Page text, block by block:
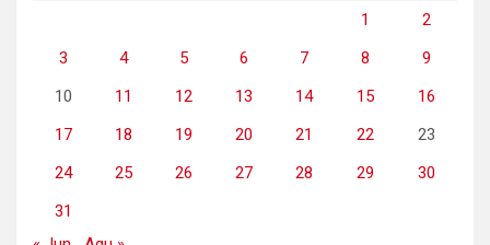
1
2
3
4 5 6 7 8
9
10
11 12 13 14 15
16
17
18 19 20 21 22
23
24
25 26 27 28 29
30
31